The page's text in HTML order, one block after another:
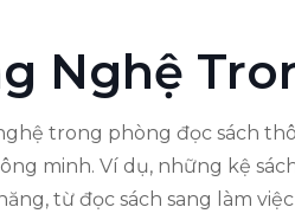
Nghệ
trong phòng đọc sách
minh. Ví dụ, những kệ
từ đọc sách sang làm